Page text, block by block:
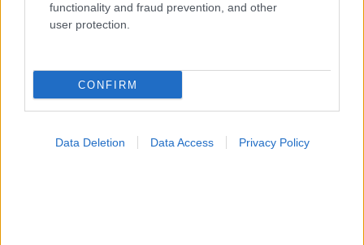
functionality and fraud prevention, and other
user protection.
CONFIRM
Data Deletion Data Access Privacy Policy